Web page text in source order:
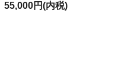
55,000円(内税)